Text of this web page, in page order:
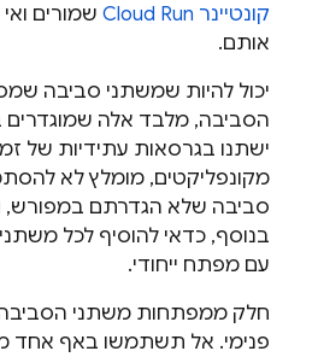
קונטיינר Cloud Run שמורים
אותם.
יכול להיות שמשתני סביבה
הסביבה, מלבד אלה שמוגדרים
ישתנו בגרסאות עתידיות של
מקונפליקטים, מומלץ לא
סביבה שלא הגדרתם במפורש,
בנוסף, כדאי להוסיף לכל
עם מפתח ייחודי.
חלק ממפתחות משתני הסביבה
פנימי. אל תשתמשו באף אחד